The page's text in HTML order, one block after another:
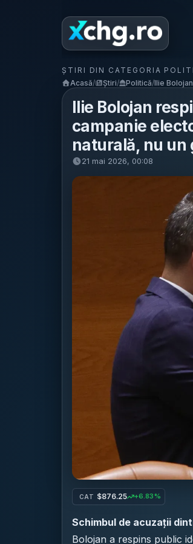
ȘTIRI DIN CATEGORIA
Acasă/ Știri/ Politică/Ilie
Ilie Bolojan
campanie
naturală, nu un
21 mai 2026, 00:08
CAT $876.25 +6.83%
Schimbul de acuzații
Bolojan a respins public